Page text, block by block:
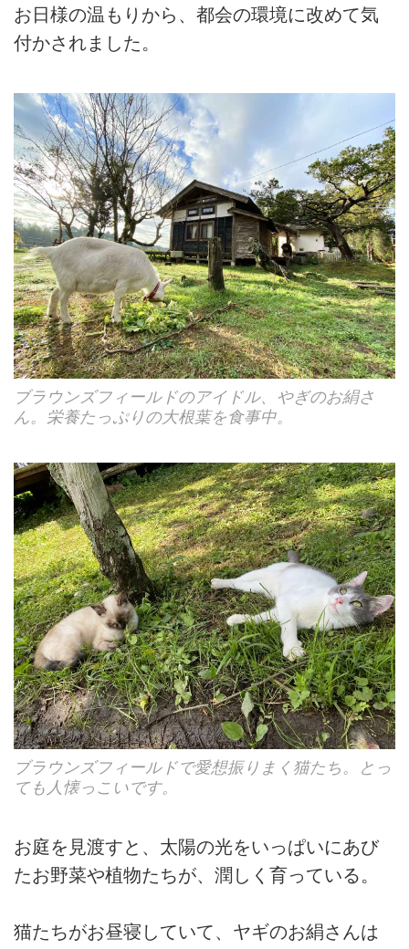
お日様の温もりから、都会の環境に改めて気
付かされました。
ブラウンズフィールドのアイドル、やぎのお絹さ
ん。栄養たっぷりの大根葉を食事中。
ブラウンズフィールドで愛想振りまく猫たち。とっ
ても人懐っこいです。
お庭を見渡すと、太陽の光をいっぱいにあび
たお野菜や植物たちが、潤しく育っている。
猫たちがお昼寝していて、ヤギのお絹さんは